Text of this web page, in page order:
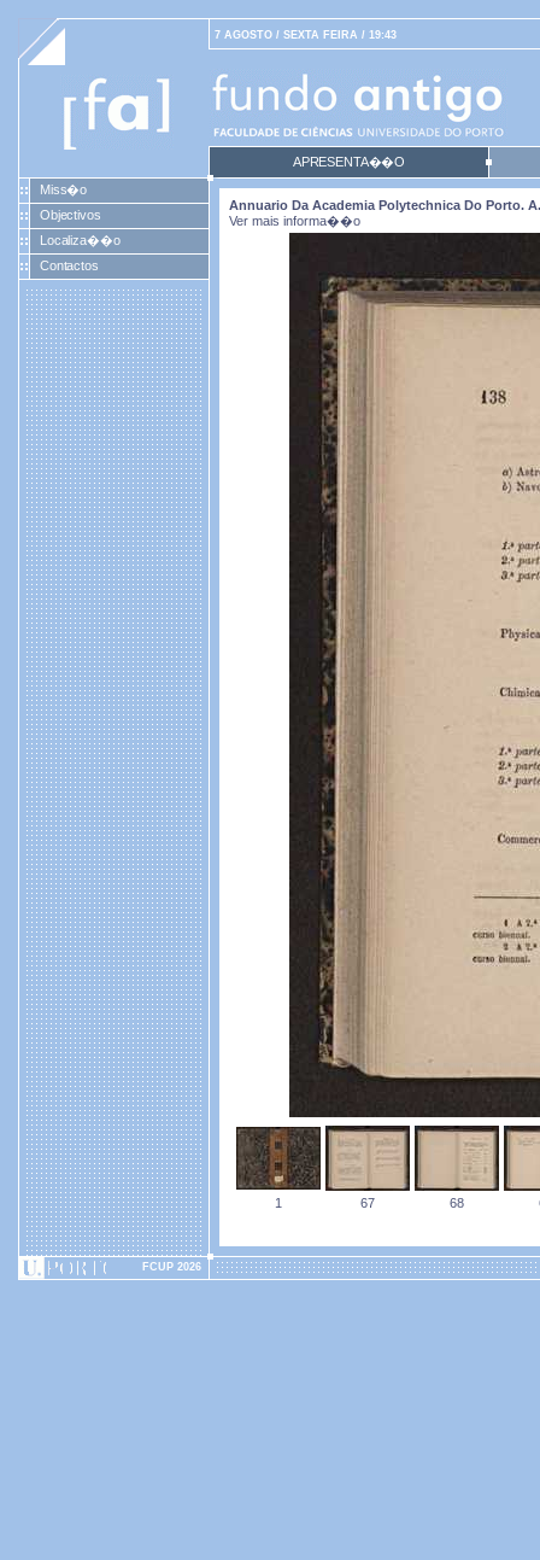
7 AGOSTO / SEXTA FEIRA / 19:43
APRESENTA��O
Miss�o
Objectivos
Localiza��o
Contactos
Annuario Da Academia Polytechnica Do Porto. A.
Ver mais informa��o
1 67 68
FCUP 2026